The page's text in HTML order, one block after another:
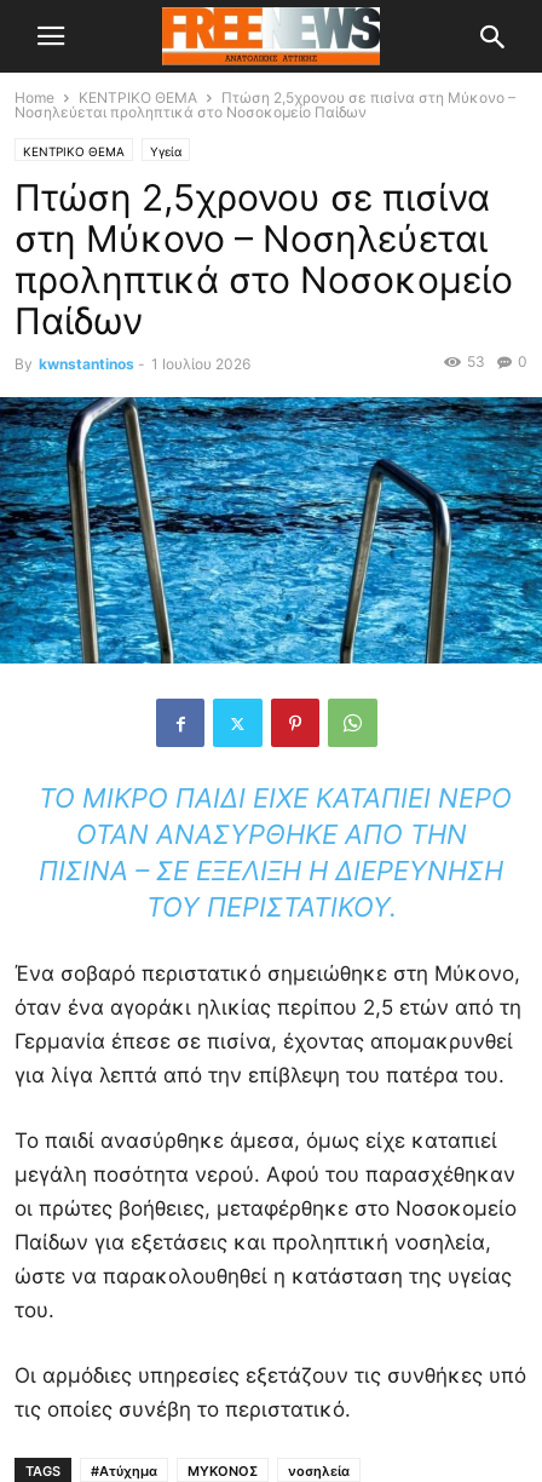
Home ΚΕΝΤΡΙΚΟ ΘΕΜΑ
Πτώση 2,5χρονου σε πισίνα στη Μύκονο –
Νοσηλεύεται προληπτικά στο Νοσοκομείο Παίδων
ΚΕΝΤΡΙΚΟ ΘΕΜΑ Υγεία
Πτώση 2,5χρονου σε πισίνα
στη Μύκονο – Νοσηλεύεται
προληπτικά στο Νοσοκομείο
Παίδων
By kwnstantinos - 1 Ιουλίου 2026 0
53
ΤΟ ΜΙΚΡΌ ΠΑΙΔΊ ΕΊΧΕ ΚΑΤΑΠΙΕΊ ΝΕΡΌ
ΌΤΑΝ ΑΝΑΣΎΡΘΗΚΕ ΑΠΌ ΤΗΝ
ΠΙΣΊΝΑ – ΣΕ ΕΞΈΛΙΞΗ Η ΔΙΕΡΕΎΝΗΣΗ
ΤΟΥ ΠΕΡΙΣΤΑΤΙΚΟΎ.
Ένα σοβαρό περιστατικό σημειώθηκε στη Μύκονο,
όταν ένα αγοράκι ηλικίας περίπου 2,5 ετών από τη
Γερμανία έπεσε σε πισίνα, έχοντας απομακρυνθεί
για λίγα λεπτά από την επίβλεψη του πατέρα του.
Το παιδί ανασύρθηκε άμεσα, όμως είχε καταπιεί
μεγάλη ποσότητα νερού. Αφού του παρασχέθηκαν
οι πρώτες βοήθειες, μεταφέρθηκε στο Νοσοκομείο
Παίδων για εξετάσεις και προληπτική νοσηλεία,
ώστε να παρακολουθηθεί η κατάσταση της υγείας
του.
Οι αρμόδιες υπηρεσίες εξετάζουν τις συνθήκες υπό
τις οποίες συνέβη το περιστατικό.
TAGS #Ατύχημα ΜΥΚΟΝΟΣ
νοσηλεία